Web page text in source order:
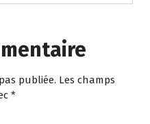
publiée. Les champs
*